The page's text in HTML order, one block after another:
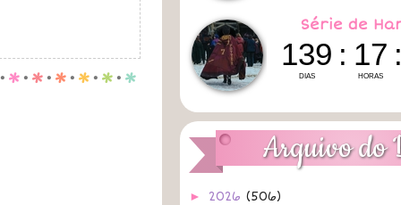
. p . p . p . p . p . p
Série de
Arquivo do
► 2026 (506)